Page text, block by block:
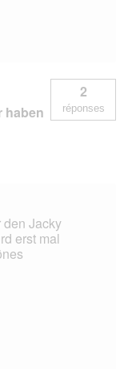
haben
2
réponses
den Jacky
erst mal